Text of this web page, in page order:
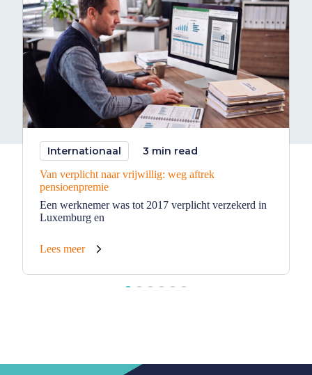
Internationaal 3 min read
Van verplicht naar vrijwillig: weg aftrek
pensioenpremie
Een werknemer was tot 2017 verplicht verzekerd in
Luxemburg en
Lees meer